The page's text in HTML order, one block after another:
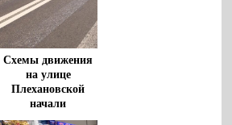
Схемы движения
на улице
Плехановской
начали
корректировать в